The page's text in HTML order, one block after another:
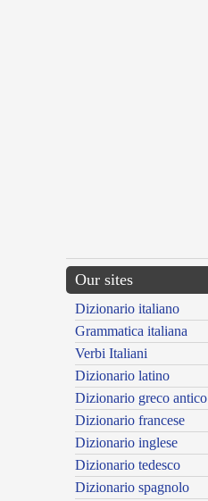
Our sites
Dizionario italiano
Grammatica italiana
Verbi Italiani
Dizionario latino
Dizionario greco antico
Dizionario francese
Dizionario inglese
Dizionario tedesco
Dizionario spagnolo